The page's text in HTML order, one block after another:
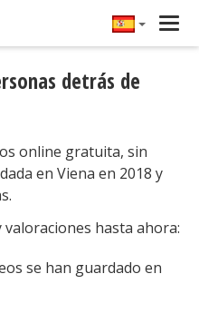
detrás de
online gratuita, sin
en Viena en 2018 y
hasta ahora:
se han guardado en